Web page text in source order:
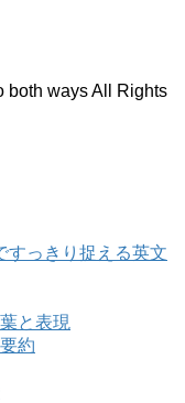
both ways All Rights
すっきり捉える英文
と表現
約